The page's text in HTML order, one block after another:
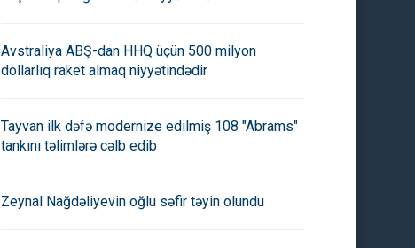
Avstraliya ABŞ-dan HHQ üçün 500 milyon
dollarlıq raket almaq niyyətindədir
Tayvan ilk dəfə modernize edilmiş 108 "Abrams"
tankını təlimlərə cəlb edib
Zeynal Nağdəliyevin oğlu səfir təyin olundu